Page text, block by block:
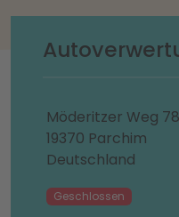
Möderitzer Weg 78
19370 Parchim
Deutschland
Geschlossen